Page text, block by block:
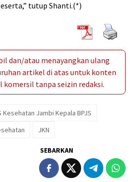
tutup Shanti.(*)
dan/atau menayangkan ulang
artikel di atas untuk konten
komersil tanpa seizin redaksi.
Kesehatan Jambi Kepala BPJS
JKN
SEBARKAN